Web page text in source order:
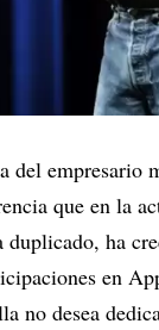
del empresario
que en la
ha
en
no desea